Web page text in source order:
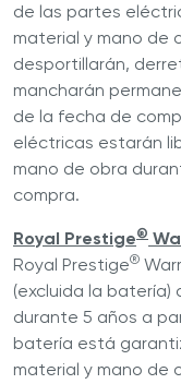
de las partes
material y mano de
desportillarán,
mancharán
de la fecha de
eléctricas estarán
mano de obra
compra.
Royal Prestige®
Royal Prestige®
(excluida la batería)
durante 5 años a
batería está
material y mano de